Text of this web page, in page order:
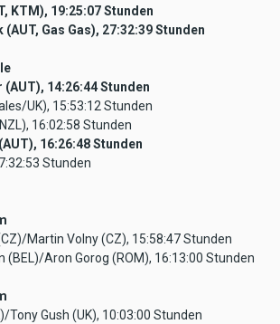
KTM), 19:25:07 Stunden
Gas Gas), 27:32:39 Stunden
(AUT), 14:26:44 Stunden
UK), 15:53:12 Stunden
16:02:58 Stunden
16:26:48 Stunden
Stunden
Martin Volny (CZ), 15:58:47 Stunden
(BEL)/Aron Gorog (ROM), 16:13:00 Stunden
Tony Gush (UK), 10:03:00 Stunden